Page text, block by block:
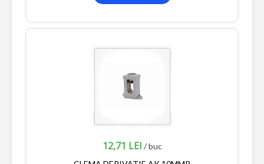
12,71 LEI / buc